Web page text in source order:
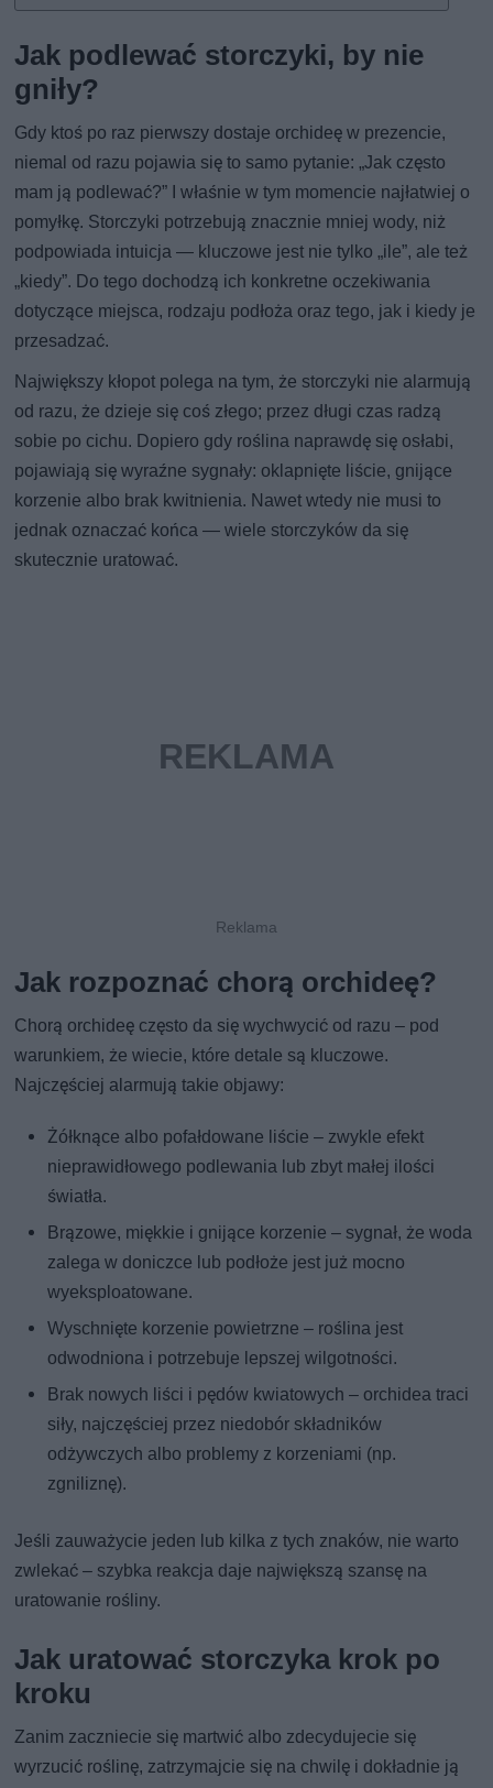
Jak podlewać storczyki, by nie
gniły?
Gdy ktoś po raz pierwszy dostaje orchideę w prezencie,
niemal od razu pojawia się to samo pytanie: „Jak często
mam ją podlewać?” I właśnie w tym momencie najłatwiej o
pomyłkę. Storczyki potrzebują znacznie mniej wody, niż
podpowiada intuicja — kluczowe jest nie tylko „ile”, ale też
„kiedy”. Do tego dochodzą ich konkretne oczekiwania
dotyczące miejsca, rodzaju podłoża oraz tego, jak i kiedy je
przesadzać.
Największy kłopot polega na tym, że storczyki nie alarmują
od razu, że dzieje się coś złego; przez długi czas radzą
sobie po cichu. Dopiero gdy roślina naprawdę się osłabi,
pojawiają się wyraźne sygnały: oklapnięte liście, gnijące
korzenie albo brak kwitnienia. Nawet wtedy nie musi to
jednak oznaczać końca — wiele storczyków da się
skutecznie uratować.
Jak rozpoznać chorą orchideę?
Chorą orchideę często da się wychwycić od razu – pod
warunkiem, że wiecie, które detale są kluczowe.
Najczęściej alarmują takie objawy:
Żółknące albo pofałdowane liście – zwykle efekt
nieprawidłowego podlewania lub zbyt małej ilości
światła.
Brązowe, miękkie i gnijące korzenie – sygnał, że woda
zalega w doniczce lub podłoże jest już mocno
wyeksploatowane.
Wyschnięte korzenie powietrzne – roślina jest
odwodniona i potrzebuje lepszej wilgotności.
Brak nowych liści i pędów kwiatowych – orchidea traci
siły, najczęściej przez niedobór składników
odżywczych albo problemy z korzeniami (np.
zgniliznę).
Jeśli zauważycie jeden lub kilka z tych znaków, nie warto
zwlekać – szybka reakcja daje największą szansę na
uratowanie rośliny.
Jak uratować storczyka krok po
kroku
Zanim zaczniecie się martwić albo zdecydujecie się
wyrzucić roślinę, zatrzymajcie się na chwilę i dokładnie ją